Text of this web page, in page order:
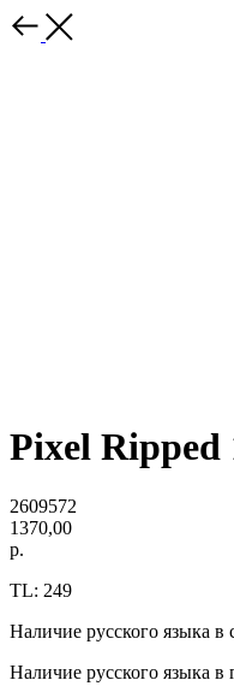
Pixel Ripped
2609572
1370,00
р.
TL: 249
Наличие русского языка в
Наличие русского языка в